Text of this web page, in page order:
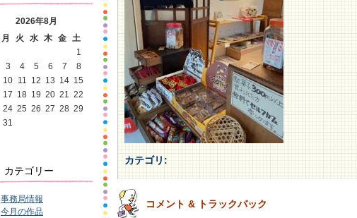
カテゴリ :
コメント & トラックバック
2026年8月
月 火 水 木 金 土
1
3 4 5 6 7
8
10 11 12 13 14 15
17 18 19 20 21 22
24 25 26 27 28 29
31
カテゴリー
事務局情報
今月の作品